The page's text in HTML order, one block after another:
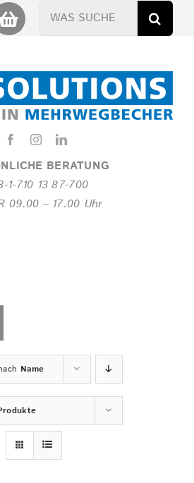
BERATUNG
1-710 13 87-700
09.00 – 17.00 Uhr
Suche
nach:
Name